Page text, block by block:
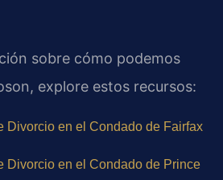
sobre cómo podemos
explore estos recursos:
Divorcio en el Condado de Fairfax
Divorcio en el Condado de Prince